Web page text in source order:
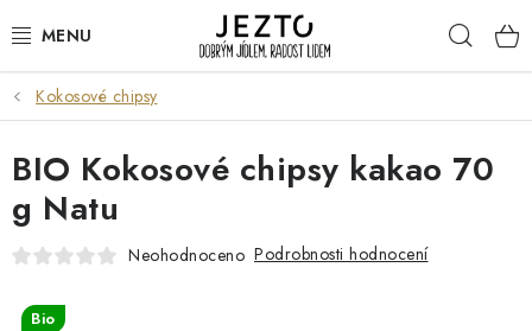
na
DÁRKOVÉ SADY
TRVANLIVÉ
DROGERIE A KOSMETIKA
Kokosové chipsy
BIO Kokosové chipsy kakao 70
g Natu
Neohodnoceno Podrobnosti hodnocení
Bio